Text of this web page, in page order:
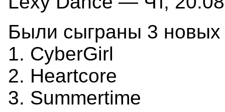
Были сыграны 3 новых
1. CyberGirl
2. Heartcore
3. Summertime